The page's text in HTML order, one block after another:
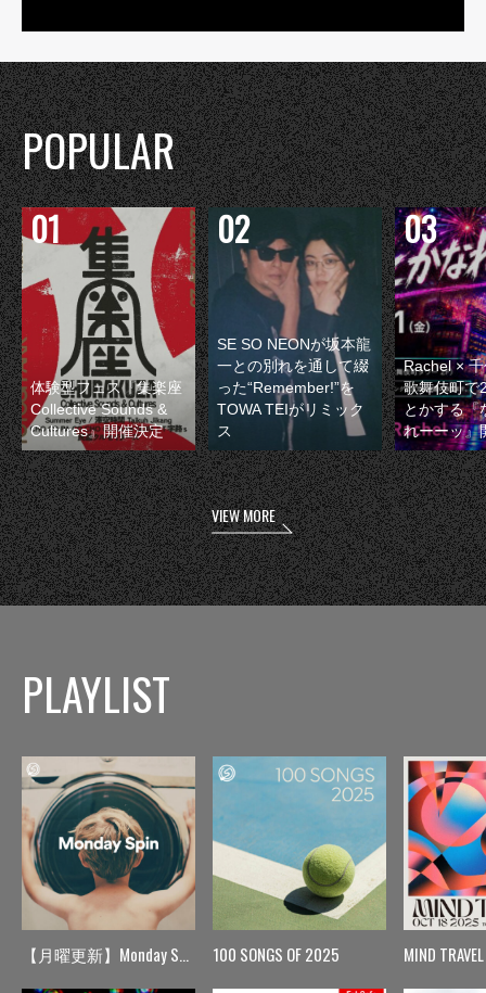
POPULAR
体験型フェス『集楽座
Collective Sounds &
Cultures』開催決定
SE SO NEONが坂本龍
一との別れを通して綴
った“Remember!”を
TOWA TEIがリミック
ス
Rachel ×
歌舞伎町で
とかする『
れーーッ』
VIEW MORE
PLAYLIST
【月曜更新】Monday Spin 100 SONGS OF 2025 MIND TRAVEL